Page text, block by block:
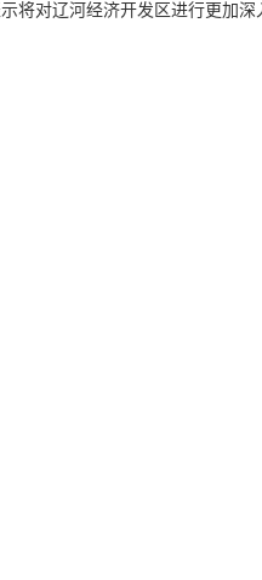
将对辽河经济开发区进行更加深